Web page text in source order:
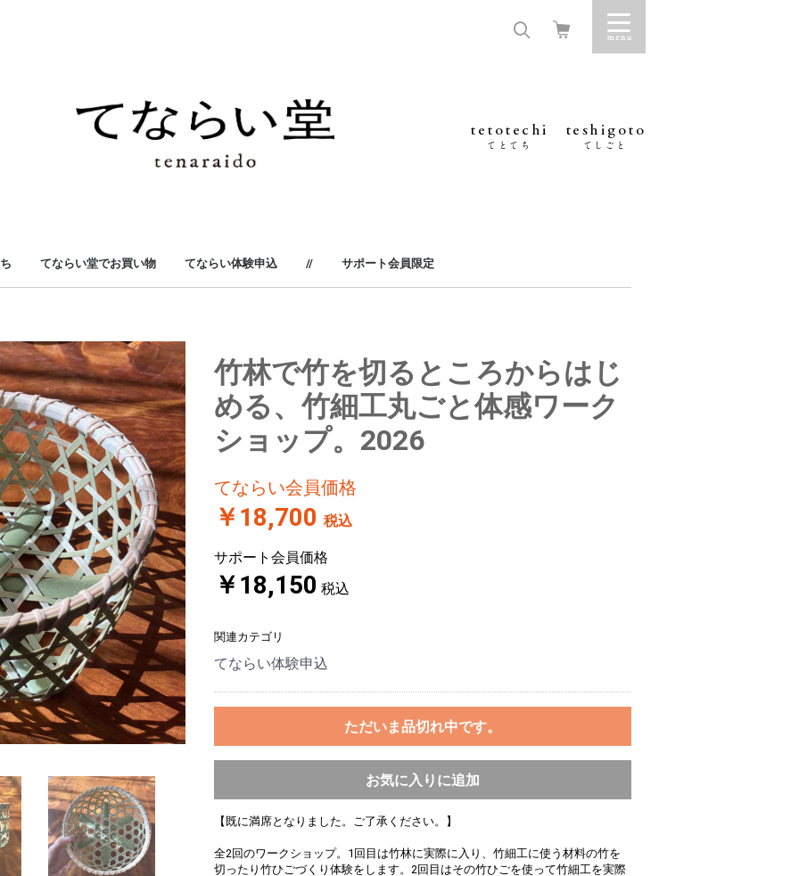
tetotechi
てとてち
teshigoto
てしごと
てならい堂でお買い物 てならい体験申込 // サポート会員限定
竹林で竹を切るところからはじ
める、竹細工丸ごと体感ワーク
ショップ。2026
てならい会員価格
￥18,700 税込
サポート会員価格
￥18,150 税込
関連カテゴリ
てならい体験申込
ただいま品切れ中です。
お気に入りに追加
【既に満席となりました。ご了承ください。】
全2回のワークショップ。1回目は竹林に実際に入り、竹細工に使う材料の竹を
切ったり竹ひごづくり体験をします。2回目はその竹ひごを使って竹細工を実際